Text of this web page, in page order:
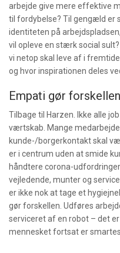
arbejde give mere effektive
til fordybelse? Til gengæld er
identiteten på
vil opleve en stærk social
vi netop skal leve af i
og hvor inspirationen deles
Empati gør forskellen
Tilbage til Harzen. Ikke alle
værtskab. Mange
kunde-/borgerkontakt skal
er i centrum uden at smide
håndtere corona-
vejledende, munter og
er ikke nok at tage et
gør forskellen. Udføres
serviceret af en robot – det
mennesket fortsat er